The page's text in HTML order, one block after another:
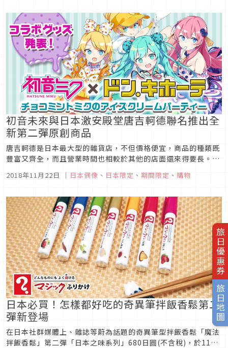
旅日優惠券
旅日地圖
初音未來與日本激安殿堂唐吉軻德聯名推出全
新第二彈原創商品
唐吉軻德是日本最大型的雜貨店，不但價格便宜，商品的種類既
豐富又齊全，而且營業時間也相較於其他的店面還來得要長。常
的二次元歌姬-初音未來聯名推出多樣商品。這次第二彈的主題
大MEIKO跟大哥K...
2018年11月22日 ｜ 日本偶像 、 日本限定 、 期間限定 、 購物
日本必買！怎樣都好吃的奇異筆拌飯香鬆第二
彈新登場
在日本社群媒體上、雜誌等蔚為話題的奇異筆型拌飯香鬆「魔法
拌飯香鬆」第二彈「日本之味系列」680日圓(不含稅)，於11月